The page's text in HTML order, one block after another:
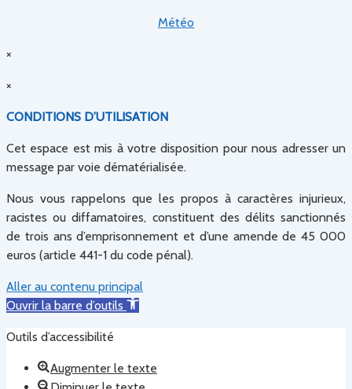
Météo
×
×
CONDITIONS D’UTILISATION
Cet espace est mis à votre disposition pour nous adresser un
message par voie dématérialisée.
Nous vous rappelons que les propos à caractères injurieux,
racistes ou diffamatoires, constituent des délits sanctionnés
de trois ans d’emprisonnement et d’une amende de 45 000
euros (article 441-1 du code pénal).
Aller au contenu principal
Ouvrir la barre d’outils
Outils d’accessibilité
Augmenter le texte